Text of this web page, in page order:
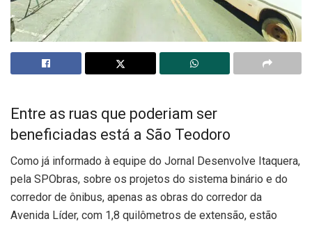
Entre as ruas que poderiam ser
beneficiadas está a São Teodoro
Como já informado à equipe do Jornal Desenvolve Itaquera,
pela SPObras, sobre os projetos do sistema binário e do
corredor de ônibus, apenas as obras do corredor da
Avenida Líder, com 1,8 quilômetros de extensão, estão